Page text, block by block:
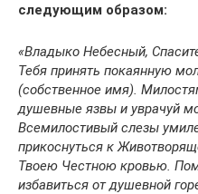
следующим образом:
«Владыко Небесный,
Тебя принять покаянную
(собственное имя).
душевные язвы и уврачуй
Всемилостивый слезы
прикоснуться к
Твоею Честною кровью.
избавиться от душевной